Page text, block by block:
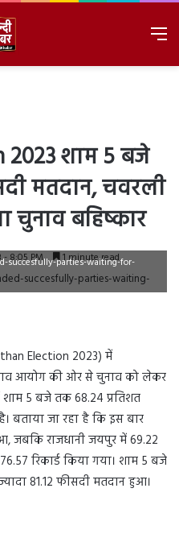
2023 शाम 5 बजे
मतदान, चवरली
बहिष्कार
8:05 PM 1 minute read
succesfully-parties-waiting-for-
Election 2023) में
आयोग की ओर से चुनाव को लेकर
शाम 5 बजे तक 68.24 प्रतिशत
बताया जा रहा है कि इस बार
जबकि राजधानी जयपुर में 69.22
रिकार्ड किया गया। शाम 5 बजे
81.12 फीसदी मतदान हुआ।